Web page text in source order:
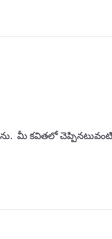
కవితలో చెప్పినటువంటి